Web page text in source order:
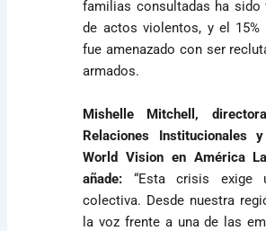
familias consultadas ha sido
de actos violentos, y el
fue amenazado con ser
armados.
Mishelle Mitchell,
Relaciones Institucionales
World Vision en América
añade: “Esta crisis exige
colectiva. Desde nuestra
la voz frente a una de las